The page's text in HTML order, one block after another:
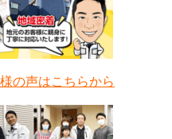
の声はこちらから